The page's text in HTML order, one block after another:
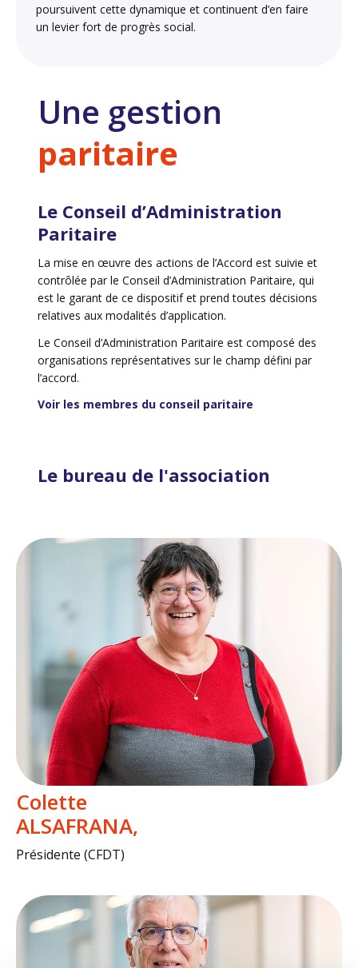
poursuivent cette dynamique et continuent d’en faire
un levier fort de progrès social.
Une gestion
paritaire
Le Conseil d’Administration
Paritaire
La mise en œuvre des actions de l’Accord est suivie et
contrôlée par le Conseil d’Administration Paritaire, qui
est le garant de ce dispositif et prend toutes décisions
relatives aux modalités d’application.
Le Conseil d’Administration Paritaire est composé des
organisations représentatives sur le champ défini par
l’accord.
Voir les membres du conseil paritaire
Le bureau de l'association
Colette
ALSAFRANA
Présidente (CFDT)